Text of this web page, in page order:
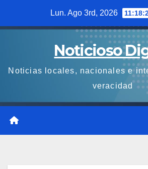
Lun. Ago 3rd, 2026
Noticioso
Noticias locales, nacionales e
veracidad